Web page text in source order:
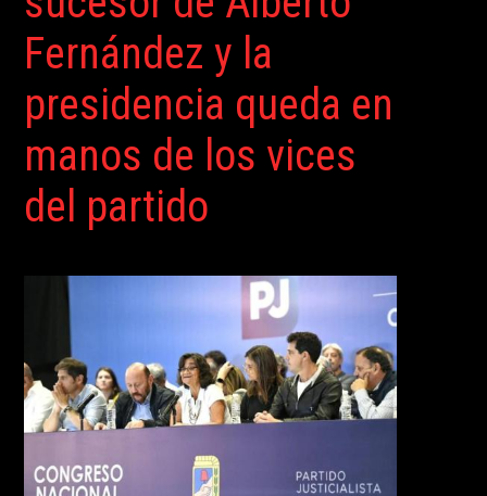
Fernández y la
presidencia queda en
manos de los vices
del partido